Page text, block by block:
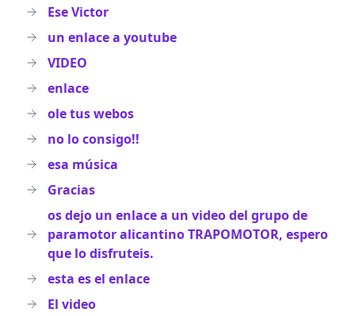
Ese Victor
un enlace a youtube
VIDEO
enlace
ole tus webos
no lo consigo!!
esa música
Gracias
os dejo un enlace a un video del grupo de
paramotor alicantino TRAPOMOTOR, espero
que lo disfruteis.
esta es el enlace
El video